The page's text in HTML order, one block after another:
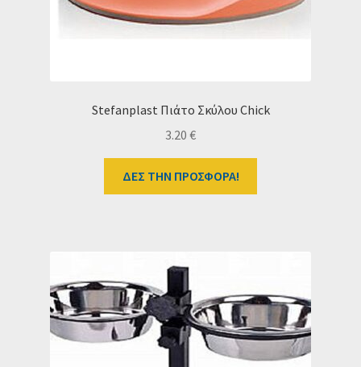
Stefanplast Πιάτο Σκύλου Chick
3.20 €
ΔΕΣ ΤΗΝ ΠΡΟΣΦΟΡΑ!